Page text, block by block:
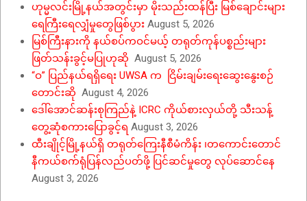
ဟုမ္မလင်းမြို့နယ်အတွင်းမှာ မိုးသည်းထန်ပြီး မြစ်ချောင်းများ
ရေကြီးရေလျှံမှုတွေဖြစ်ပွား August 5, 2026
မြစ်ကြီးနားကို နယ်စပ်ကဝင်မယ့် တရုတ်ကုန်ပစ္စည်းများ
ဖြတ်သန်းခွင့်မပြုဟုဆို August 5, 2026
“ဝ” ပြည်နယ်ရရှိရေး UWSA က ငြိမ်းချမ်းရေးဆွေးနွေးစဉ်
တောင်းဆို August 4, 2026
ဒေါ်အောင်ဆန်းစုကြည်နဲ့ ICRC ကိုယ်စားလှယ်တို့ သီးသန့်
တွေ့ဆုံစကားပြောခွင့်ရ August 3, 2026
ထီးချိုင့်မြို့နယ်ရှိ တရုတ်ကြေးနီစီမံကိန်း ၊တကောင်းတောင်
နီကယ်စက်ရုံပြန်လည်ပတ်ဖို့ ပြင်ဆင်မှုတွေ လုပ်ဆောင်နေ
August 3, 2026